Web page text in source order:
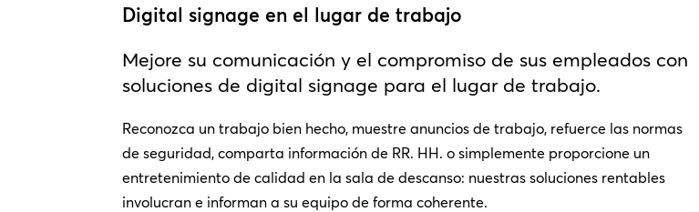
Digital signage en el lugar de trabajo
Mejore su comunicación y el compromiso de sus empleados con
soluciones de digital signage para el lugar de trabajo.
Reconozca un trabajo bien hecho, muestre anuncios de trabajo, refuerce las normas
de seguridad, comparta información de RR. HH. o simplemente proporcione un
entretenimiento de calidad en la sala de descanso: nuestras soluciones rentables
involucran e informan a su equipo de forma coherente.